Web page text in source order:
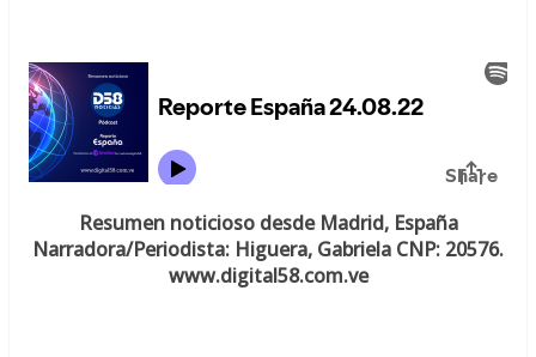
Resumen noticioso desde Madrid, España
Narradora/Periodista: Higuera, Gabriela CNP: 20576.
www.digital58.com.ve